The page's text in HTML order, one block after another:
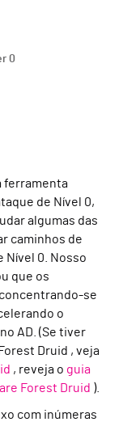
0
ferramenta
de Nível 0,
algumas das
caminhos de
Nível 0. Nosso
que os
se
o
AD. (Se tiver
Druid , veja
, reveja o guia
Forest Druid ).
com inúmeras